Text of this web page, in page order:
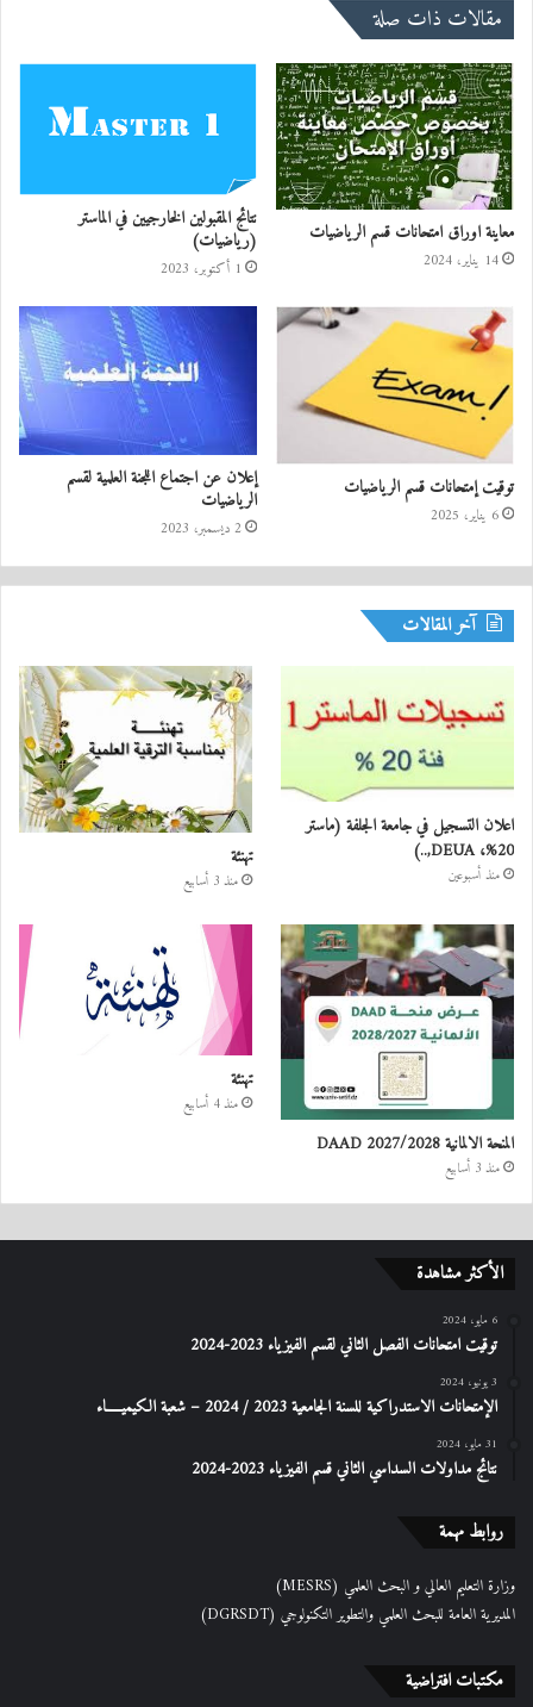
مقالات ذات صلة
معاينة اوراق امتحانات قسم الرياضيات
14 يناير، 2024
نتائج المقبولين الخارجيين في الماستر
(رياضيات)
1 أكتوبر، 2023
توقيت إمتحانات قسم الرياضيات
6 يناير، 2025
إعلان عن اجتماع اللجنة العلمية لقسم
الرياضيات
2 ديسمبر، 2023
آخر المقالات
اعلان التسجيل في جامعة الجلفة (ماستر
20%، DEUA,..)
منذ أسبوعين
تهنئة
منذ 3 أسابيع
المنحة الالمانية DAAD 2027/2028
منذ 3 أسابيع
تهنئة
منذ 4 أسابيع
الأكثر مشاهدة
6 مايو، 2024
توقيت امتحانات الفصل الثاني لقسم الفيزياء 2023-2024
3 يونيو، 2024
الإمتحانات الاستدراكیة للسنة الجامعیة 2023 / 2024 – شعبة الكیمیـــــاء
31 مايو، 2024
نتائج مداولات السداسي الثاني قسم الفيزياء 2023-2024
روابط مهمة
وزارة التعليم العالي و البحث العلمي (MESRS)
المديرية العامة للبحث العلمي والتطوير التكنولوجي (DGRSDT)
مكتبات افتراضية